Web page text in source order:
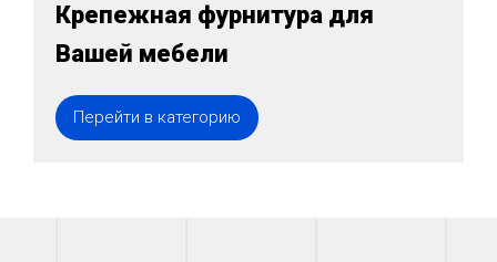
Крепежная фурнитура для
Вашей мебели
Перейти в категорию